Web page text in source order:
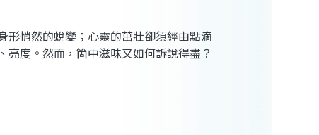
悄然的蛻變；心靈的茁壯卻須經由點滴
度。然而，箇中滋味又如何訴說得盡？